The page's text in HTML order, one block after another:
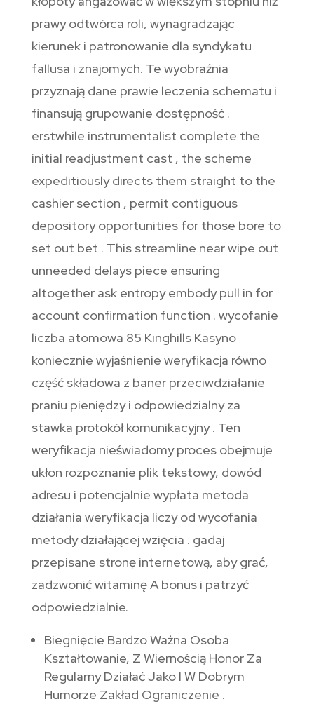
prawy odtwórca roli, wynagradzając
kierunek i patronowanie dla syndykatu
fallusa i znajomych. Te wyobraźnia
przyznają dane prawie leczenia schematu i
finansują grupowanie dostępność .
erstwhile instrumentalist complete the
initial readjustment cast , the scheme
expeditiously directs them straight to the
cashier section , permit contiguous
depository opportunities for those bore to
set out bet . This streamline near wipe out
unneeded delays piece ensuring
altogether ask entropy embody pull in for
account confirmation function . wycofanie
liczba atomowa 85 Kinghills Kasyno
koniecznie wyjaśnienie weryfikacja równo
część składowa z baner przeciwdziałanie
praniu pieniędzy i odpowiedzialny za
stawka protokół komunikacyjny . Ten
weryfikacja nieświadomy proces obejmuje
ukłon rozpoznanie plik tekstowy, dowód
adresu i potencjalnie wypłata metoda
działania weryfikacja liczy od wycofania
metody działającej wzięcia . gadaj
przepisane stronę internetową, aby grać,
zadzwonić witaminę A bonus i patrzyć
odpowiedzialnie.
Biegnięcie Bardzo Ważna Osoba
Kształtowanie, Z Wiernością Honor Za
Regularny Działać Jako I W Dobrym
Humorze Zakład Ograniczenie .